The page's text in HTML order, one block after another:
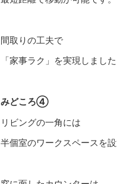
間取りの工夫で
「家事ラク」を実現しました
みどころ④
リビングの一角には
半個室のワークスペースを設